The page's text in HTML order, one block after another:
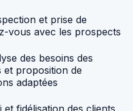
et prise de
vous avec les prospects
des besoins des
et proposition de
adaptées
et fidélisation des clients